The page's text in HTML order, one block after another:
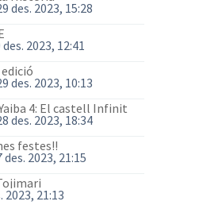
des. 2023, 15:28
des. 2023, 12:41
des. 2023, 10:13
4: El castell Infinit
des. 2023, 18:34
festes!!
des. 2023, 21:15
2023, 21:13